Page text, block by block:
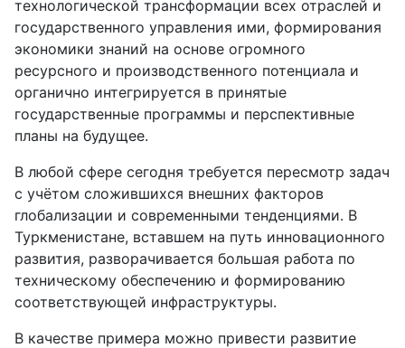
технологической трансформации всех отраслей и
государственного управления ими, формирования
экономики знаний на основе огромного
ресурсного и производственного потенциала и
органично интегрируется в принятые
государственные программы и перспективные
планы на будущее.
В любой сфере сегодня требуется пересмотр задач
с учётом сложившихся внешних факторов
глобализации и современными тенденциями. В
Туркменистане, вставшем на путь инновационного
развития, разворачивается большая работа по
техническому обеспечению и формированию
соответствующей инфраструктуры.
В качестве примера можно привести развитие